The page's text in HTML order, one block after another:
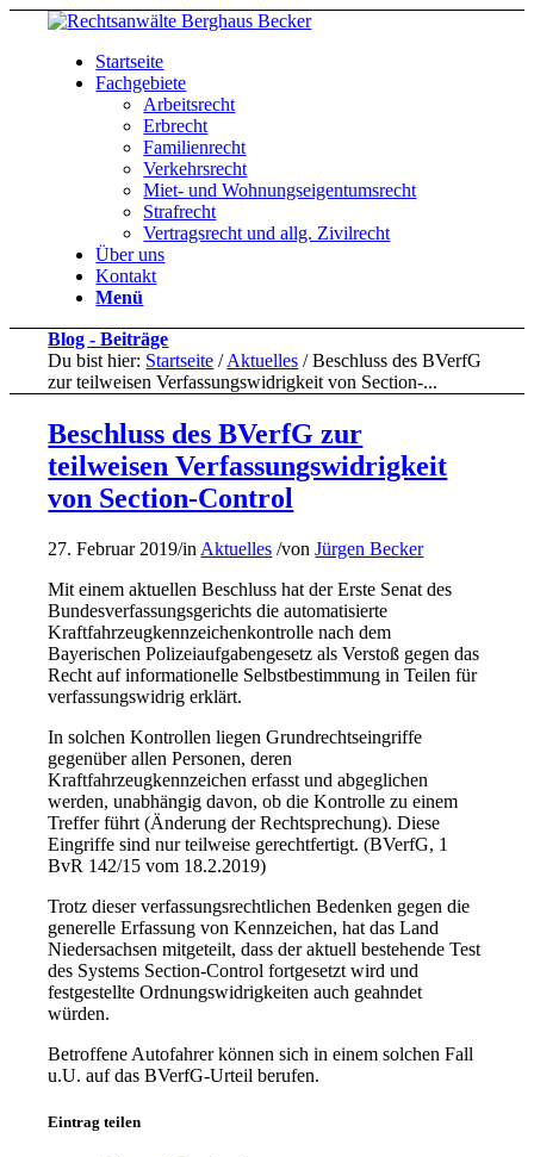
Startseite
Fachgebiete
Arbeitsrecht
Erbrecht
Familienrecht
Verkehrsrecht
Miet- und Wohnungseigentumsrecht
Strafrecht
Vertragsrecht und allg. Zivilrecht
Über uns
Kontakt
Menü
Blog - Beiträge
Du bist hier: Startseite / Aktuelles / Beschluss des BVerfG
zur teilweisen Verfassungswidrigkeit von Section-...
Beschluss des BVerfG zur
teilweisen Verfassungswidrigkeit
von Section-Control
27. Februar 2019/in Aktuelles /vonJürgen Becker
Mit einem aktuellen Beschluss hat der Erste Senat des
Bundesverfassungsgerichts die automatisierte
Kraftfahrzeugkennzeichenkontrolle nach dem
Bayerischen Polizeiaufgabengesetz als Verstoß gegen das
Recht auf informationelle Selbstbestimmung in Teilen für
verfassungswidrig erklärt.
In solchen Kontrollen liegen Grundrechtseingriffe
gegenüber allen Personen, deren
Kraftfahrzeugkennzeichen erfasst und abgeglichen
werden, unabhängig davon, ob die Kontrolle zu einem
Treffer führt (Änderung der Rechtsprechung). Diese
Eingriffe sind nur teilweise gerechtfertigt. (BVerfG, 1
BvR 142/15 vom 18.2.2019)
Trotz dieser verfassungsrechtlichen Bedenken gegen die
generelle Erfassung von Kennzeichen, hat das Land
Niedersachsen mitgeteilt, dass der aktuell bestehende Test
des Systems Section-Control fortgesetzt wird und
festgestellte Ordnungswidrigkeiten auch geahndet
würden.
Betroffene Autofahrer können sich in einem solchen Fall
u.U. auf das BVerfG-Urteil berufen.
Eintrag teilen